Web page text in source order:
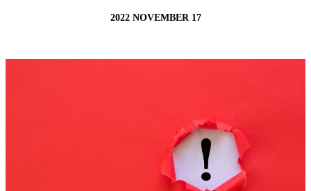
2022 NOVEMBER 17